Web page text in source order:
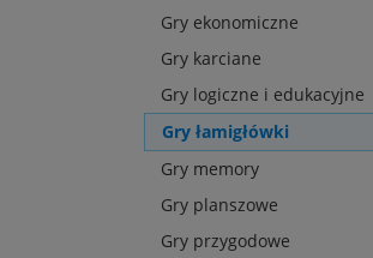
Gry ekonomiczne
Gry karciane
Gry logiczne i edukacyjne
Gry łamigłówki
Gry memory
Gry planszowe
Gry przygodowe